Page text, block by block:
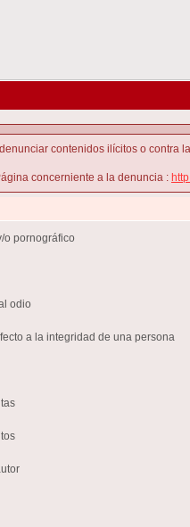
contenidos ilícitos o contra
concerniente a la denuncia :
o pornográfico
odio
a la integridad de una persona